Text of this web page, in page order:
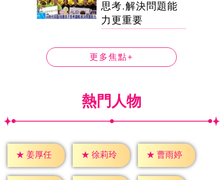
思考.解決問題能
力更重要
更多焦點+
熱門人物
★ 姜厚任 ★ 徐莉玲 ★ 曹雨婷